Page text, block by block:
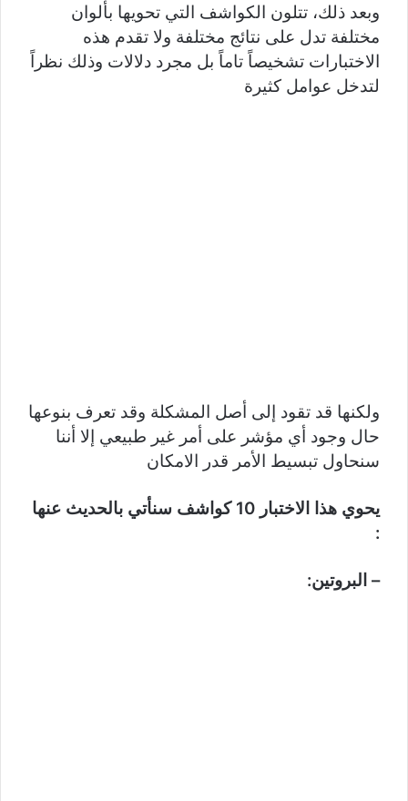
وبعد ذلك، تتلون الكواشف التي تحويها بألوان
مختلفة تدل على نتائج مختلفة ولا تقدم هذه
الاختبارات تشخيصاً تاماً بل مجرد دلالات وذلك نظراً
لتدخل عوامل كثيرة
ولكنها قد تقود إلى أصل المشكلة وقد تعرف بنوعها
حال وجود أي مؤشر على أمر غير طبيعي إلا أننا
سنحاول تبسيط الأمر قدر الامكان
يحوي هذا الاختبار 10 كواشف سنأتي بالحديث عنها
:
– البروتين: